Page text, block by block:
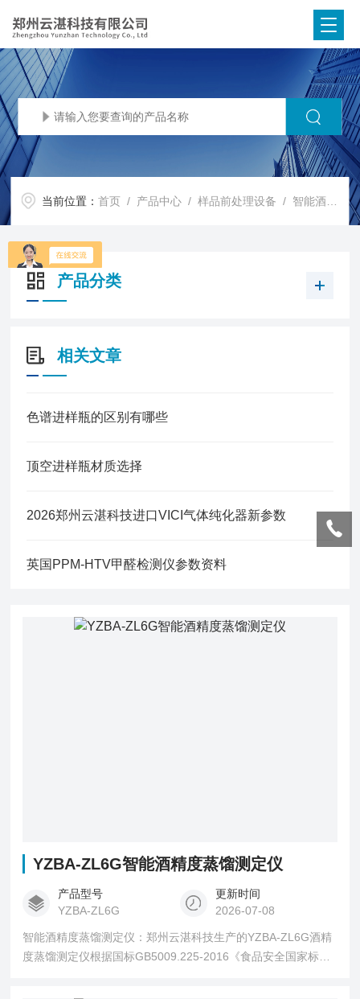
当前位置：首页 / 产品中心 /样品前处理设备 / 智能酒精度测定仪
产品分类
相关文章
色谱进样瓶的区别有哪些
顶空进样瓶材质选择
2026郑州云湛科技进口VICI气体纯化器新参数
英国PPM-HTV甲醛检测仪参数资料
YZBA-ZL6G智能酒精度蒸馏测定仪
产品型号
YZBA-ZL6G
更新时间
2026-07-08
智能酒精度蒸馏测定仪：郑州云湛科技生产的YZBA-ZL6G酒精
度蒸馏测定仪根据国标GB5009.225-2016《食品安全国家标准